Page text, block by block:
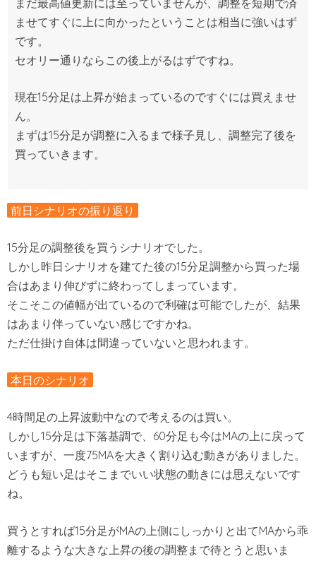
ませてすぐに上に向かったということは相当に強いはず
です。
セオリー通りならこの後上がるはずですね。
現在15分足は上昇が始まっているのですぐには買えませ
ん。
まずは15分足が調整に入るまで様子見し、調整完了後を
買っていきます。
前日シナリオの振り返り
15分足の調整後を買うシナリオでした。
しかし昨日シナリオを建てた後の15分足調整から買った場
合はあまり伸びずに終わってしまっています。
そこそこの値幅が出ているので利確は可能でしたが、結果
はあまり伴っていない感じですかね。
ただ仕掛け自体は間違っていないと思われます。
本日のシナリオ
4時間足の上昇波動中なので考えるのは買い。
しかし15分足は下落基調で、60分足も今はMAの上に戻って
いますが、一度75MAを大きく割り込む動きがありました。
どうも短い足はそこまでいい状態の動きには思えないです
ね。
買うとすれば15分足がMAの上側にしっかりと出てMAから乖
離するような大きな上昇の後の調整まで待とうと思いま